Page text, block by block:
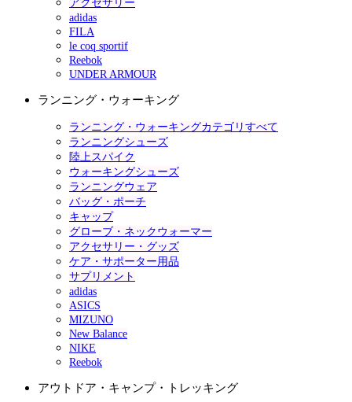
アクセサリー
adidas
FILA
le coq sportif
Reebok
UNDER ARMOUR
ランニング・ウォーキング
ランニング・ウォーキングカテゴリすべて
ランニングシューズ
陸上スパイク
ウォーキングシューズ
ランニングウェア
バッグ・ポーチ
キャップ
グローブ・ネックウォーマー
アクセサリー・グッズ
ケア・サポーター用品
サプリメント
adidas
ASICS
MIZUNO
New Balance
NIKE
Reebok
アウトドア・キャンプ・トレッキング